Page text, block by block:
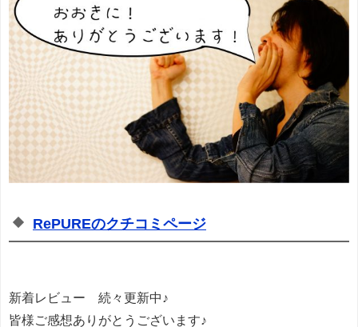
RePUREのクチコミページ
新着レビュー 続々更新中♪
皆様ご感想ありがとうございます♪